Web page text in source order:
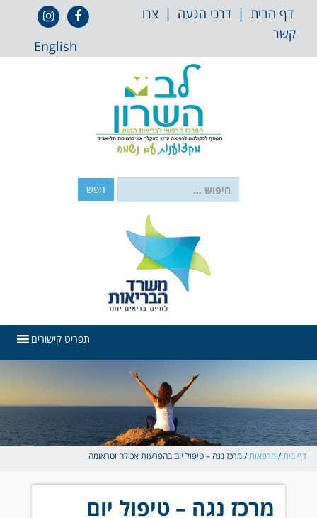
לתוכן
דף הבית| דרכי הגעה| צרו
קשר
אייקון
פייסבוק
אייקון
אינסטגרם
English
תפריט קישורים
בית/מרפאות/מרכז נגה – טיפול יום בהפרעות אכילה וטראומה
מרכז נגה – טיפול יום